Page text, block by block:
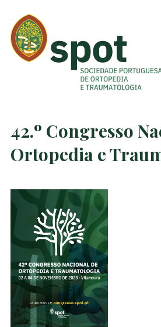
42.º Congresso
Ortopedia e